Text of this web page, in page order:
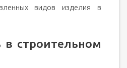
видов изделия в
в строительном